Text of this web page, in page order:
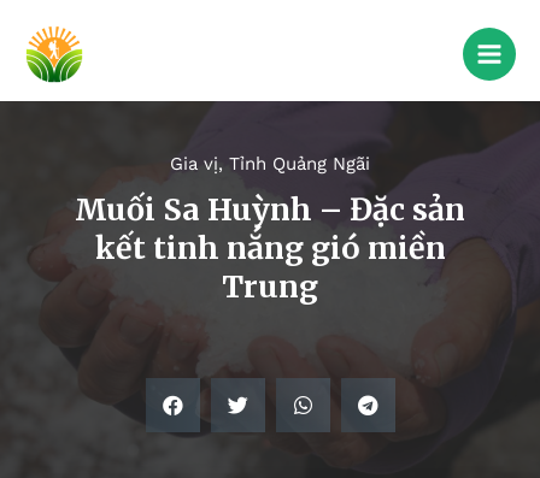
Gia vị, Tỉnh Quảng Ngãi
Muối Sa Huỳnh – Đặc sản
kết tinh nắng gió miền
Trung